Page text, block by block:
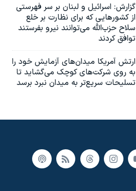
گزارش‌: اسرائيل و لبنان بر سر فهرستی
از کشورهایی که برای نظارت بر خلع
سلاح حزب‌الله می‌توانند نیرو بفرستند
توافق کردند
ارتش آمریکا میدان‌های آزمایش خود را
به روی شرکت‌های کوچک می‌گشاید تا
تسلیحات سریع‌تر به میدان نبرد برسد